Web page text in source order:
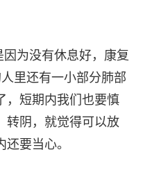
为没有休息好，康复
里还有一小部分肺部
，短期内我们也要慎
转阴，就觉得可以放
要当心。